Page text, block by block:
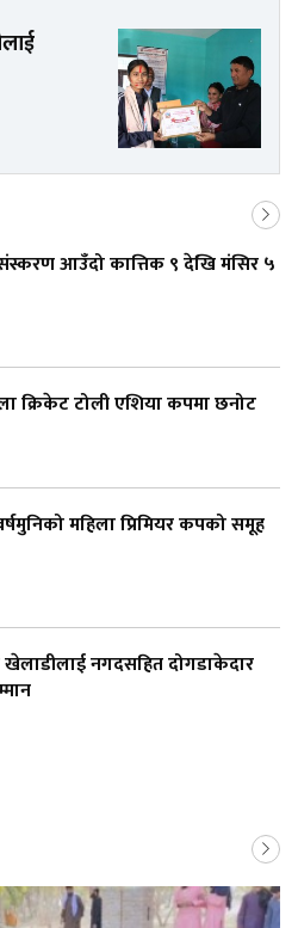
आउँदो कात्तिक ९ देखि मंसिर ५
क्रिकेट टोली एशिया कपमा छनोट
महिला प्रिमियर कपको समूह
नगदसहित दोगडाकेदार